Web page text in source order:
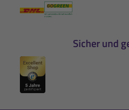
Sicher und